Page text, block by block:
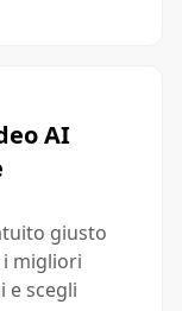
AI
giusto
migliori
e scegli